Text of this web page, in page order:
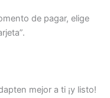
de pagar, elige
mejor a ti ¡y listo!